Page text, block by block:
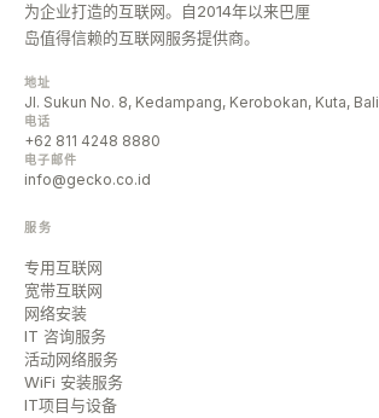
为企业打造的互联网。自2014年以来巴厘
岛值得信赖的互联网服务提供商。
地址
Jl. Sukun No. 8, Kedampang, Kerobokan, Kuta, Bali
电话
+62 811 4248 8880
电子邮件
info@gecko.co.id
服务
专用互联网
宽带互联网
网络安装
IT 咨询服务
活动网络服务
WiFi 安装服务
IT项目与设备